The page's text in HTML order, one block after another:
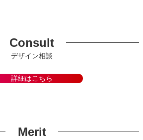
Consult
デザイン相談
詳細はこちら
Merit